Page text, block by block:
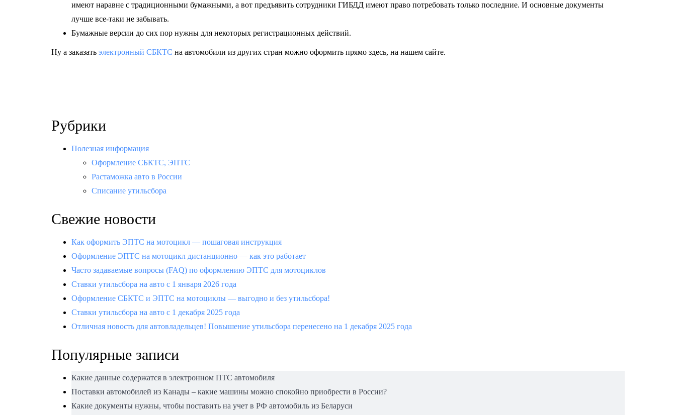
имеют наравне с традиционными бумажными, а вот предъявить сотрудники ГИБДД имеют право потребовать только последние. И основные документы
лучше все-таки не забывать.
Бумажные версии до сих пор нужны для некоторых регистрационных действий.
Ну а заказать электронный СБКТС на автомобили из других стран можно оформить прямо здесь, на нашем сайте.
Рубрики
Полезная информация
Оформление СБКТС, ЭПТС
Растаможка авто в России
Списание утильсбора
Свежие новости
Как оформить ЭПТС на мотоцикл — пошаговая инструкция
Оформление ЭПТС на мотоцикл дистанционно — как это работает
Часто задаваемые вопросы (FAQ) по оформлению ЭПТС для мотоциклов
Ставки утильсбора на авто с 1 января 2026 года
Оформление СБКТС и ЭПТС на мотоциклы — выгодно и без утильсбора!
Ставки утильсбора на авто с 1 декабря 2025 года
Отличная новость для автовладельцев! Повышение утильсбора перенесено на 1 декабря 2025 года
Популярные записи
Какие данные содержатся в электронном ПТС автомобиля
Поставки автомобилей из Канады – какие машины можно спокойно приобрести в России?
Какие документы нужны, чтобы поставить на учет в РФ автомобиль из Беларуси